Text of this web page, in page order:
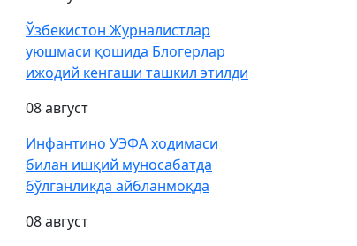
Ўзбекистон Журналистлар
уюшмаси қошида Блогерлар
ижодий кенгаши ташкил этилди
08 август
Инфантино УЭФА ходимаси
билан ишқий муносабатда
бўлганликда айбланмоқда
08 август